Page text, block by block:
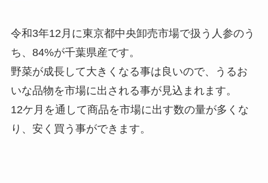
令和3年12月に東京都中央卸売市場で扱う人参のう
ち、84%が千葉県産です。
野菜が成長して大きくなる事は良いので、うるお
いな品物を市場に出される事が見込まれます。
12ケ月を通して商品を市場に出す数の量が多くな
り、安く買う事ができます。